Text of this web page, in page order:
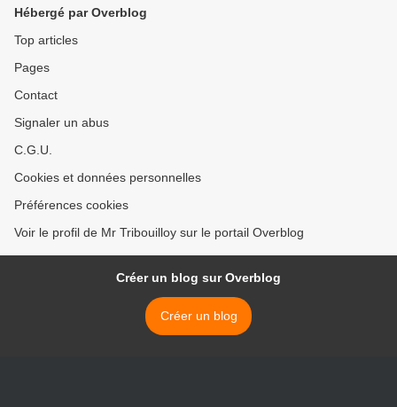
Hébergé par Overblog
Top articles
Pages
Contact
Signaler un abus
C.G.U.
Cookies et données personnelles
Préférences cookies
Voir le profil de Mr Tribouilloy sur le portail Overblog
Créer un blog sur Overblog
Créer un blog